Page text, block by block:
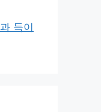
득이